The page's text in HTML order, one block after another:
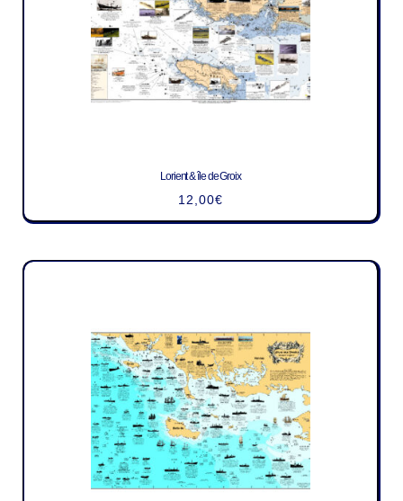
Lorient & île de Groix
12,00€